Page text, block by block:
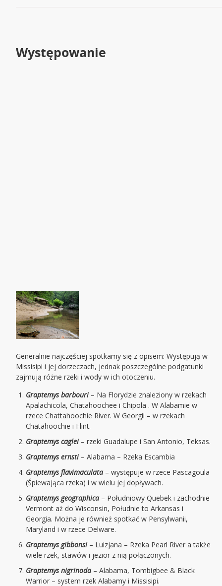
Występowanie
Generalnie najczęściej spotkamy się z opisem: Występują w
Missisipi i jej dorzeczach, jednak poszczególne podgatunki
zajmują różne rzeki i wody w ich otoczeniu.
Graptemys barbouri– Na Florydzie znaleziony w rzekach
Apalachicola, Chatahoochee i Chipola . W Alabamie w
rzece Chattahoochie River. W Georgii – w rzekach
Chatahoochie i Flint.
Graptemys caglei– rzeki Guadalupe i San Antonio, Teksas.
Graptemys ernsti– Alabama – Rzeka Escambia
Graptemys flavimaculata– występuje w rzece Pascagoula
(Śpiewająca rzeka) i w wielu jej dopływach.
Graptemys geographica– Południowy Quebek i zachodnie
Vermont aż do Wisconsin, Południe to Arkansas i
Georgia. Można je również spotkać w Pensylwanii,
Maryland i w rzece Delware.
Graptemys gibbonsi– Luizjana – Rzeka Pearl River a także
wiele rzek, stawów i jezior z nią połączonych.
Graptemys nigrinoda– Alabama, Tombigbee & Black
Warrior – system rzek Alabamy i Missisipi.